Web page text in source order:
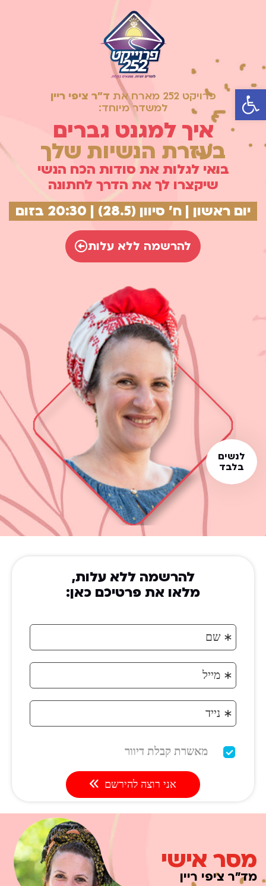
פתח סרגל נגישות
לנשים
בלבד
פרויקט 252 מארח את
ד"ר ציפי ריין
למשדר מיוחד:
איך למגנט גברים
בעזרת הנשיות שלך
בואי לגלות את סודות הכח הנשי
שיקצרו לך את הדרך לחתונה
יום ראשון | ח' סיוון (28.5) | 20:30 בזום
להרשמה ללא עלות
להרשמה ללא עלות,
מלאו את פרטיכם כאן:
מסר אישי
מד"ר ציפי ריין